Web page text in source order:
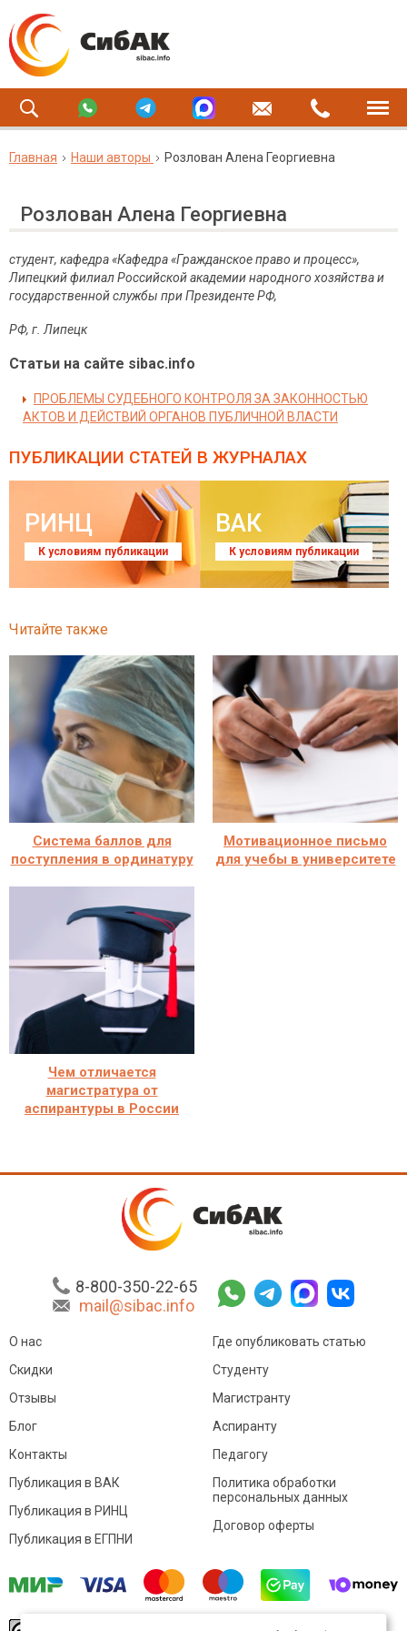
Главная Наши авторы Розлован Алена Георгиевна
Розлован Алена Георгиевна
студент, кафедра «Кафедра «Гражданское право и процесс»,
Липецкий филиал Российской академии народного хозяйства и
государственной службы при Президенте РФ,
РФ, г. Липецк
Статьи на сайте sibac.info
ПРОБЛЕМЫ СУДЕБНОГО КОНТРОЛЯ ЗА ЗАКОННОСТЬЮ
АКТОВ И ДЕЙСТВИЙ ОРГАНОВ ПУБЛИЧНОЙ ВЛАСТИ
ПУБЛИКАЦИИ СТАТЕЙ В ЖУРНАЛАХ
РИНЦ
К условиям публикации
ВАК
К условиям публикации
Читайте также
Система баллов для
поступления в ординатуру
Мотивационное письмо
для учебы в университете
Чем отличается
магистратура от
аспирантуры в России
8-800-350-22-65
mail@sibac.info
О нас
Скидки
Отзывы
Блог
Контакты
Где опубликовать статью
Студенту
Магистранту
Аспиранту
Педагогу
Публикация в ВАК
Публикация в РИНЦ
Публикация в ЕГПНИ
Политика обработки
персональных данных
Договор оферты